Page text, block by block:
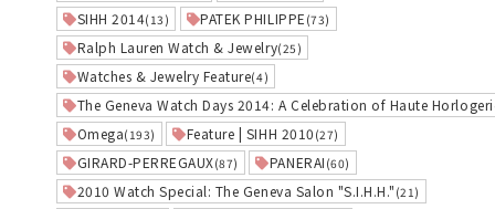
SIHH 2014(13) PATEK PHILIPPE (73)
Ralph Lauren Watch & Jewelry(25)
Watches & Jewelry Feature(4)
The Geneva Watch Days 2014: A Celebration of Haute
Omega(193) Feature | SIHH 2010 (27)
GIRARD-PERREGAUX(87) PANERAI (60)
2010 Watch Special: The Geneva Salon "S.I.H.H." (21)